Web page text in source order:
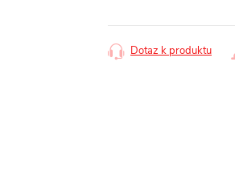
cena:
Dotaz k produktu